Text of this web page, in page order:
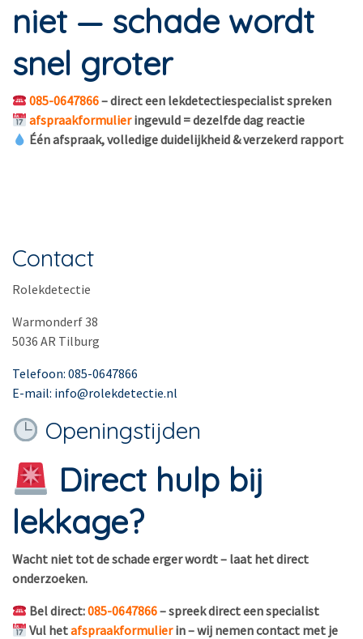
niet — schade wordt
snel groter
085-0647866– direct een lekdetectiespecialist spreken
afspraakformulieringevuld = dezelfde dag reactie
Één afspraak, volledige duidelijkheid & verzekerd rapport
Contact
Rolekdetectie
Warmonderf 38
5036 AR Tilburg
Telefoon: 085-0647866
E-mail: info@rolekdetectie.nl
Openingstijden
Direct hulp bij
lekkage?
Wacht niet tot de schade erger wordt – laat het direct
onderzoeken.
Bel direct:085-0647866– spreek direct een specialist
Vul hetafspraakformulierin – wij nemen contact met je